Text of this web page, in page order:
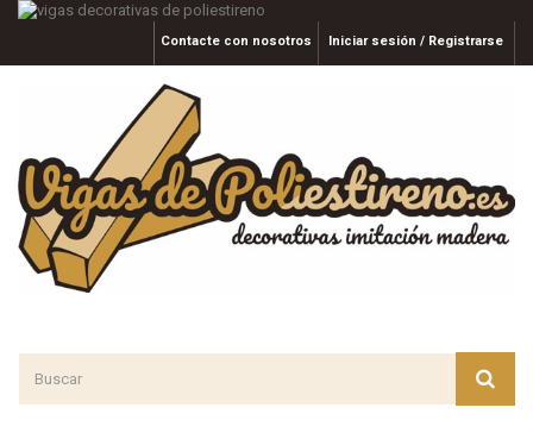
Iniciar sesión / Registrarse
Contacte con nosotros